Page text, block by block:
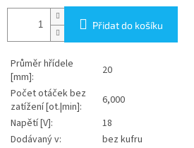
Přidat do košíku
Průměr hřídele
[mm]:
20
Počet otáček bez
zatížení [ot.|min]:
6,000
Napětí [V]:
18
Dodávaný v:
bez kufru